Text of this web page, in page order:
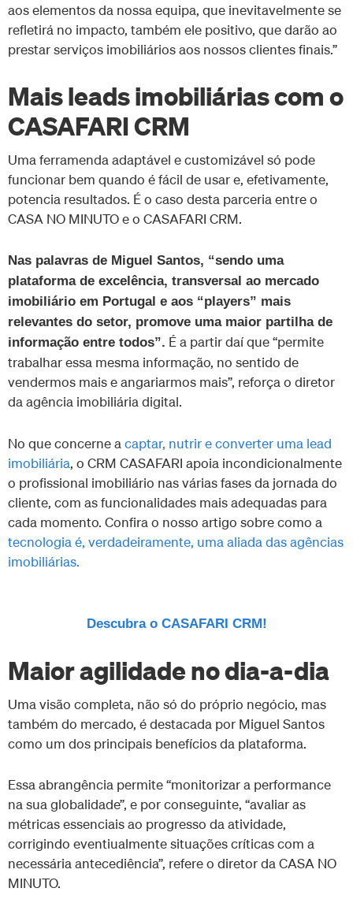
aos elementos da nossa equipa, que inevitavelmente se
refletirá no impacto, também ele positivo, que darão ao
prestar serviços imobiliários aos nossos clientes finais.”
Mais leads imobiliárias com o
CASAFARI CRM
Uma ferramenda adaptável e customizável só pode
funcionar bem quando é fácil de usar e, efetivamente,
potencia resultados. É o caso desta parceria entre o
CASA NO MINUTO e o CASAFARI CRM.
Nas palavras de Miguel Santos, “sendo uma
plataforma de excelência, transversal ao mercado
imobiliário em Portugal e aos “players” mais
relevantes do setor, promove uma maior partilha de
informação entre todos”. É a partir daí que “permite
trabalhar essa mesma informação, no sentido de
vendermos mais e angariarmos mais”, reforça o diretor
da agência imobiliária digital.
No que concerne a captar, nutrir e converter uma lead
imobiliária, o CRM CASAFARI apoia incondicionalmente
o profissional imobiliário nas várias fases da jornada do
cliente, com as funcionalidades mais adequadas para
cada momento. Confira o nosso artigo sobre como a
tecnologia é, verdadeiramente, uma aliada das agências
imobiliárias.
Descubra o CASAFARI CRM!
Maior agilidade no dia-a-dia
Uma visão completa, não só do próprio negócio, mas
também do mercado, é destacada por Miguel Santos
como um dos principais benefícios da plataforma.
Essa abrangência permite “monitorizar a performance
na sua globalidade”, e por conseguinte, “avaliar as
métricas essenciais ao progresso da atividade,
corrigindo eventiualmente situações críticas com a
necessária antecediência”, refere o diretor da CASA NO
MINUTO.